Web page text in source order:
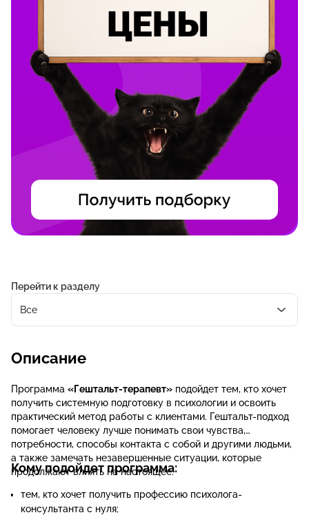
Перейти к разделу
Все
Описание
Программа «Гештальт-терапевт» подойдет тем, кто хочет
получить системную подготовку в психологии и освоить
практический метод работы с клиентами. Гештальт-подход
помогает человеку лучше понимать свои чувства,
потребности, способы контакта с собой и другими людьми,
а также замечать незавершенные ситуации, которые
продолжают влиять на настоящее.
Кому подойдет программа:
тем, кто хочет получить профессию психолога-
консультанта с нуля;